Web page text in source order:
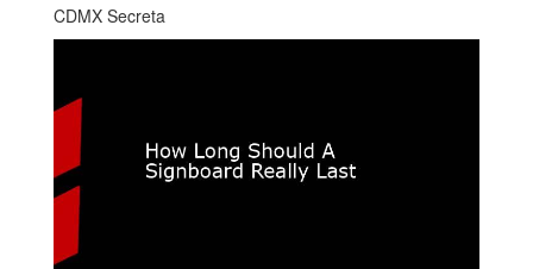
CDMX Secreta